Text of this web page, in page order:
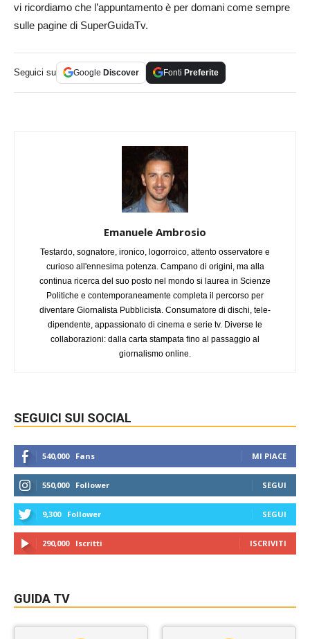
vi ricordiamo che l’appuntamento è per domani come sempre
sulle pagine di SuperGuidaTv.
Seguici su Google Discover Fonti Preferite
Emanuele Ambrosio
Testardo, sognatore, ironico, logorroico, attento osservatore e
curioso all'ennesima potenza. Campano di origini, ma alla
continua ricerca del suo posto nel mondo si laurea in Scienze
Politiche e contemporaneamente completa il percorso per
diventare Giornalista Pubblicista. Consumatore di dischi, tele-
dipendente, appassionato di cinema e serie tv. Diverse le
collaborazioni: dalla carta stampata fino al passaggio al
giornalismo online.
SEGUICI SUI SOCIAL
540,000 Fans MI PIACE
550,000 Follower SEGUI
9,300 Follower SEGUI
290,000 Iscritti ISCRIVITI
GUIDA TV